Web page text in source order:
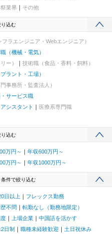
目駅、問寒別駅、東室蘭駅、ほし
重浜駅、磯分内駅、富良野駅、西
遠軽駅、木古内駅、くりこま高原
、泉中央駅、古川駅、東白石駅、泉
泉崎駅、中荒井駅、日立木駅、安
ノ森駅、村崎野駅、横手駅、上飯
大曲駅(秋田県)、能代駅、西目駅、
戸十和田駅、新青森駅、小中野
川駅、神戸駅(愛知県)、江端駅、箕
競馬場前駅
業界 その他
り込む
ラエンジニア・Webエンジニア）
（機械・電気）
ー）
技術職（食品・香料・飼料）
ラント・工場）
事務所・監査法人）
サービス職
シスタント
医療系専門職
り込む
万円～
年収600万円～
万円～ 年収1000万円～
件で絞り込む
日以上
フレックス勤務
不問
転勤なし（勤務地限定）
上場企業
中国語を活かす
日制 職種未経験歓迎
土日祝休み